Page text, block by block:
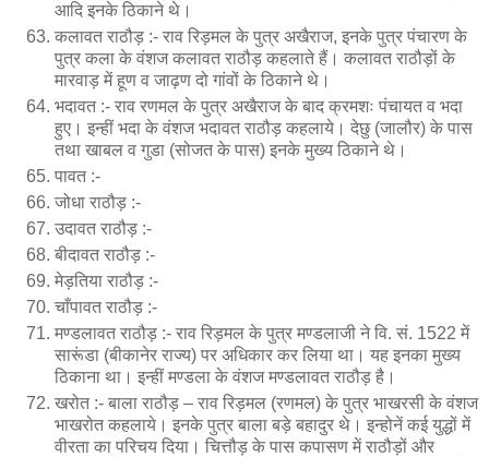
आदि इनके ठिकाने थे।
कलावत राठौड़ :- राव रिड़मल के पुत्र अखैराज, इनके पुत्र पंचारण के
पुत्र कला के वंशज कलावत राठौड़ कहलाते हैं। कलावत राठौड़ों के
मारवाड़ में हूण व जाढ़ण दो गांवों के ठिकाने थे।
भदावत :- राव रणमल के पुत्र अखैराज के बाद क्रमशः पंचायत व भदा
हुए। इन्हीं भदा के वंशज भदावत राठौड़ कहलाये। देछु (जालौर) के पास
तथा खाबल व गुडा (सोजत के पास) इनके मुख्य ठिकाने थे।
पावत :-
जोधा राठौड़ :-
उदावत राठौड़ :-
बीदावत राठौड़ :-
मेड़तिया राठौड़ :-
चाँपावत राठौड़ :-
मण्डलावत राठौड़ :- राव रिड़मल के पुत्र मण्डलाजी ने वि. सं. 1522 में
सारूंडा (बीकानेर राज्य) पर अधिकार कर लिया था। यह इनका मुख्य
ठिकाना था। इन्हीं मण्डला के वंशज मण्डलावत राठौड़ है।
खरोत :- बाला राठौड़ – राव रिड़मल (रणमल) के पुत्र भाखरसी के वंशज
भाखरोत कहलाये। इनके पुत्र बाला बड़े बहादुर थे। इन्होनें कई युद्धों में
वीरता का परिचय दिया। चित्तौड़ के पास कपासण में राठौड़ों और